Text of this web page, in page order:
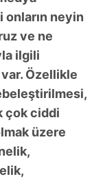
onların neyin
ve ne
ilgili
var. Özellikle
çok ciddi
üzere